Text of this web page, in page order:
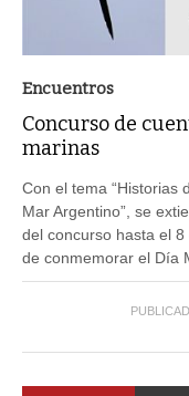
Encuentros
Concurso de
marinas
Con el tema “Historias
Mar Argentino”, se
del concurso hasta el
de conmemorar el Día